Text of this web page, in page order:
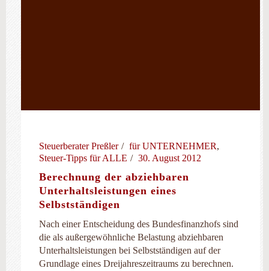
Steuerberater Preßler für UNTERNEHMER,
Steuer-Tipps für ALLE
30. August 2012
Berechnung der abziehbaren
Unterhaltsleistungen eines
Selbstständigen
Nach einer Entscheidung des Bundesfinanzhofs sind
die als außergewöhnliche Belastung abziehbaren
Unterhaltsleistungen bei Selbstständigen auf der
Grundlage eines Dreijahreszeitraums zu berechnen.